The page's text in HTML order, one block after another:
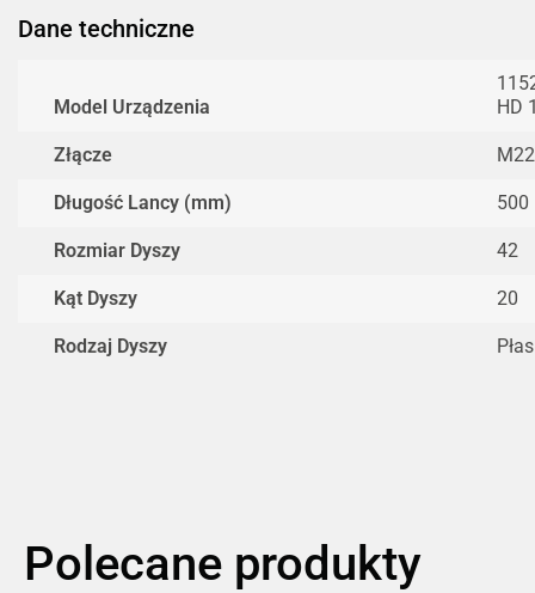
Dane techniczne
Model Urządzenia
HD
Złącze M22
Długość Lancy (mm) 500
Rozmiar Dyszy 42
Kąt Dyszy 20
Rodzaj Dyszy
Polecane produkty